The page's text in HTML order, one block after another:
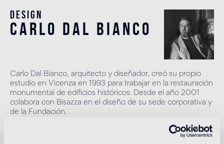
Design
carlo dal bianco
Carlo Dal Bianco, arquitecto y diseñador, creó su propio
estudio en Vicenza en 1993 para trabajar en la restauración
monumental de edificios históricos. Desde el año 2001
colabora con Bisazza en el diseño de su sede corporativa y
de la Fundación.